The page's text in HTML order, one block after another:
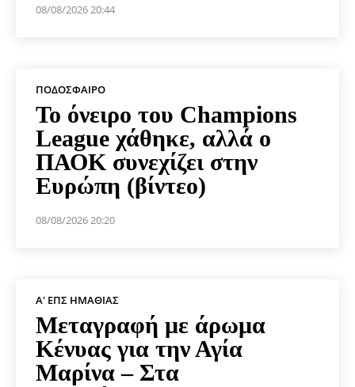
08/08/2026 20:44
ΠΟΔΌΣΦΑΙΡΟ
Το όνειρο του Champions
League χάθηκε, αλλά ο
ΠΑΟΚ συνεχίζει στην
Ευρώπη (βίντεο)
08/08/2026 20:20
Α' ΕΠΣ ΗΜΑΘΊΑΣ
Μεταγραφή με άρωμα
Κένυας για την Αγία
Μαρίνα – Στα